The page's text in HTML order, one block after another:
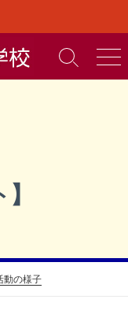
検
索
メ
ニ
動の様子